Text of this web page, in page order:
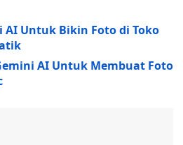
AI Untuk Bikin Foto di Toko
AI Untuk Membuat Foto